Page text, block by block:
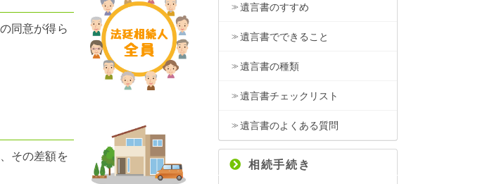
同意が得ら
その差額を
遺言書のすすめ
遺言書でできること
遺言書の種類
遺言書チェックリスト
遺言書のよくある質問
相続手続き